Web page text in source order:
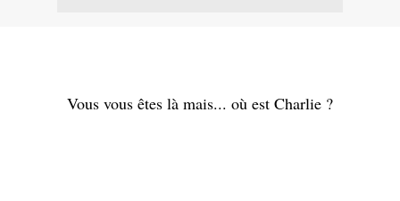
Vous vous êtes là mais... où est Charlie ?